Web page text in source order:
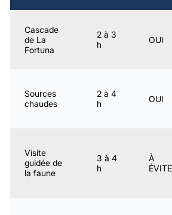
Cascade
de La
Fortuna
2 à 3
h
OUI
Sources
chaudes
2 à 4
h
OUI
Visite
guidée de
la faune
3 à 4
h
À